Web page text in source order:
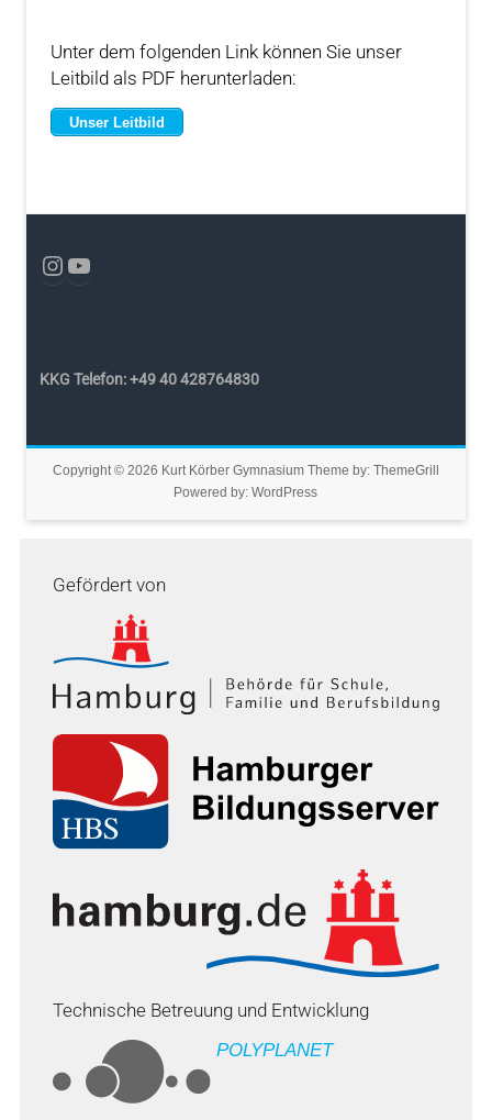
Unter dem folgenden Link können Sie unser
Leitbild als PDF herunterladen:
Unser Leitbild
KKG Telefon: +49 40 428764830
Copyright © 2026 Kurt Körber GymnasiumTheme by: ThemeGrill
Powered by:WordPress
Gefördert von
Technische Betreuung und Entwicklung
POLYPLANET